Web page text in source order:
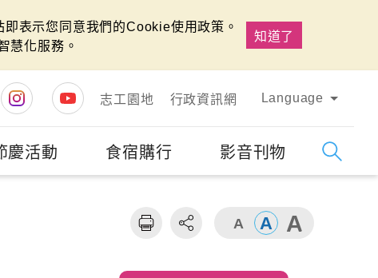
表示您同意我們的Cookie使用政策。
慧化服務。
知道了
志工園地
行政資訊網 Language
慶活動 食宿購行 影音刊物